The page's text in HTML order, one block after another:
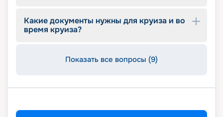
Какие документы нужны для круиза и во
время круиза?
Показать все вопросы (9)